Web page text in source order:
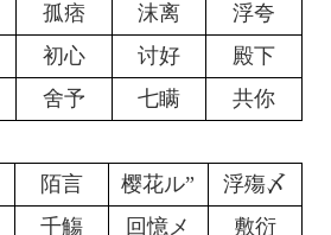
孤痞 沫离
浮夸
初心 讨好
殿下
舍予 七瞒
共你
陌言 樱花ル”
浮殤〆
千觴 回憶メ
敷衍